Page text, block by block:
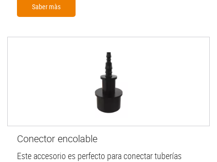
Saber màs
Conector encolable
Este accesorio es perfecto para conectar tuberías